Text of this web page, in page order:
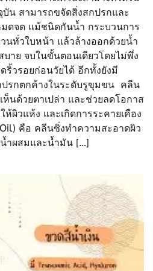
น สามารถขจัดสิ่งสกปรกและ
มดจด แม้ชนิดกันน้ำ กระบวนการ
นทั่วใบหน้า แล้วล้างออกด้วยน้ำ
าย จบในขั้นตอนเดียวโดยไม่พึ่ง
ริ้วรอยก่อนวัยได้ อีกทั้งยังมี
รกตกค้างในระดับรูขุมขน คลีน
นด้วยตาเปล่า และช่วยลดโอกาส
ผิวแห้ง และเกิดการระคายเคือง
คือ คลีนซิ่งทำความสะอาดผิว
ำผสมและน้ำมัน […]